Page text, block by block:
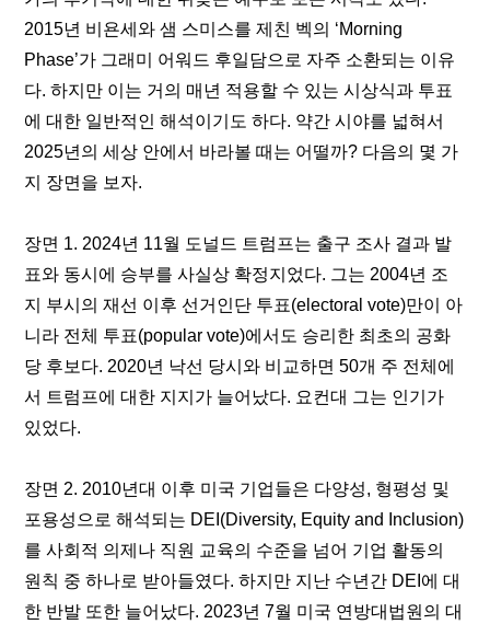
2015년 비욘세와 샘 스미스를 제친 벡의 ‘Morning
Phase’가 그래미 어워드 후일담으로 자주 소환되는 이유
다. 하지만 이는 거의 매년 적용할 수 있는 시상식과 투표
에 대한 일반적인 해석이기도 하다. 약간 시야를 넓혀서
2025년의 세상 안에서 바라볼 때는 어떨까? 다음의 몇 가
지 장면을 보자.
장면 1. 2024년 11월 도널드 트럼프는 출구 조사 결과 발
표와 동시에 승부를 사실상 확정지었다. 그는 2004년 조
지 부시의 재선 이후 선거인단 투표(electoral vote)만이 아
니라 전체 투표(popular vote)에서도 승리한 최초의 공화
당 후보다. 2020년 낙선 당시와 비교하면 50개 주 전체에
서 트럼프에 대한 지지가 늘어났다. 요컨대 그는 인기가
있었다.
장면 2. 2010년대 이후 미국 기업들은 다양성, 형평성 및
포용성으로 해석되는 DEI(Diversity, Equity and Inclusion)
를 사회적 의제나 직원 교육의 수준을 넘어 기업 활동의
원칙 중 하나로 받아들였다. 하지만 지난 수년간 DEI에 대
한 반발 또한 늘어났다. 2023년 7월 미국 연방대법원의 대